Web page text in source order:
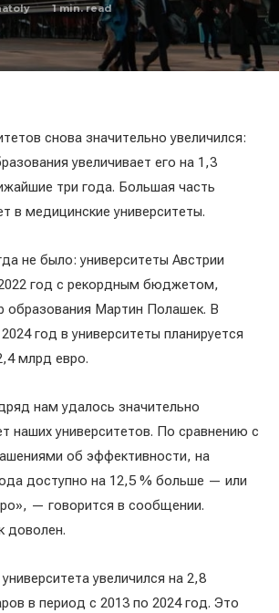
1min. read
снова значительно увеличился:
увеличивает его на 1,3
три года. Большая часть
в медицинские университеты.
не было: университеты Австрии
год с рекордным бюджетом,
образования Мартин Полашек. В
год в университеты планируется
млрд евро.
нам удалось значительно
наших университетов. По сравнению с
об эффективности, на
доступно на 12,5 % больше — или
— говорится в сообщении.
доволен.
увеличился на 2,8
в период с 2013 по 2024 год. Это